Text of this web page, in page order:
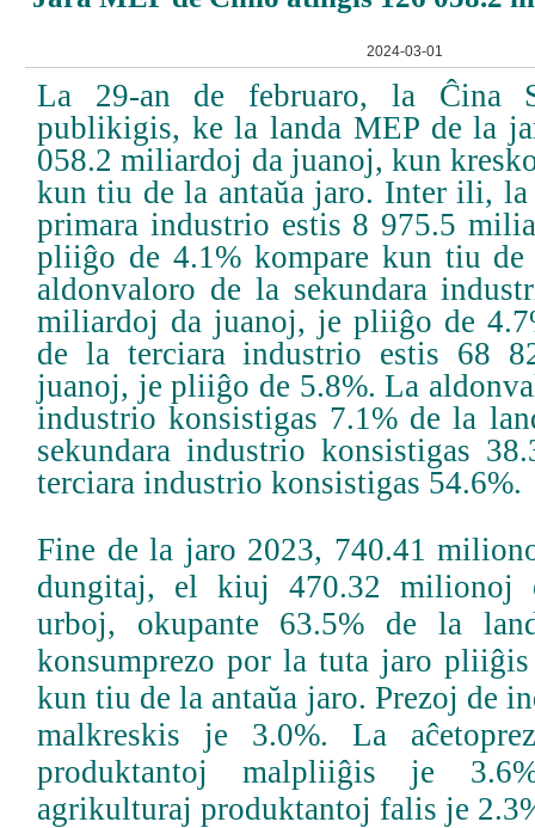
2024-03-01
La 29-an de februaro, la Ĉina
publikigis, ke la landa MEP de la
058.2 miliardoj da juanoj, kun
kun tiu de la antaŭa jaro. Inter ili,
primara industrio estis 8 975.5
pliiĝo de 4.1% kompare kun tiu
aldonvaloro de la sekundara
miliardoj da juanoj, je pliiĝo de
de la terciara industrio estis 68
juanoj, je pliiĝo de 5.8%. La
industrio konsistigas 7.1% de la
sekundara industrio konsistigas
terciara industrio konsistigas 54.6%.
Fine de la jaro 2023, 740.41
dungitaj, el kiuj 470.32 milionoj
urboj, okupante 63.5% de la
konsumprezo por la tuta jaro
kun tiu de la antaŭa jaro. Prezoj de
malkreskis je 3.0%. La
produktantoj malpliiĝis je
agrikulturaj produktantoj falis je